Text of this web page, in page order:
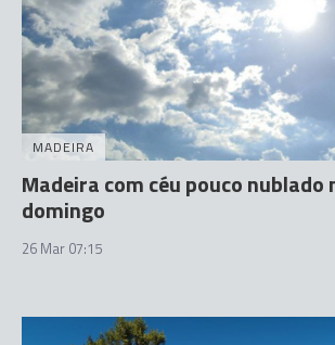
MADEIRA
Madeira com céu pouco nublado
domingo
26 Mar 07:15